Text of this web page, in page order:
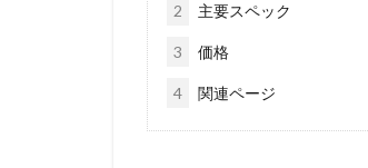
2 主要スペック
3 価格
4 関連ページ